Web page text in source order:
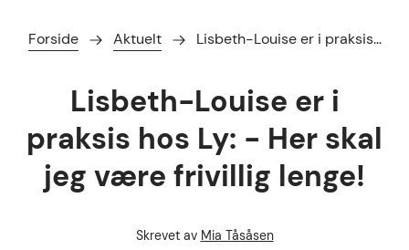
Forside Aktuelt Lisbeth-Louise er i praksis…
Lisbeth-Louise er i
praksis hos Ly: - Her skal
jeg være frivillig lenge!
Skrevet av Mia Tåsåsen